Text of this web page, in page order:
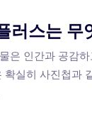
러스는 무
은 인간과 공감
확실히 사진첩과